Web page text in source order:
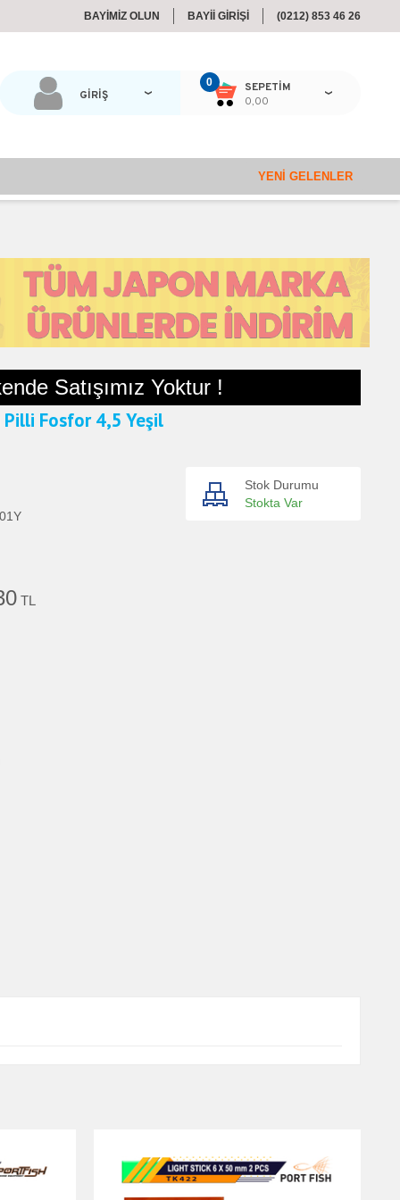
BAYİMİZ OLUN BAYİİ GİRİŞİ (0212) 853 46 26
0
SEPETIM
0,00
GİRİŞ
YENI GELENLER
Satışımız Yoktur !
Pilli Fosfor 4,5 Yeşil
TL
Stok Durumu
Stokta Var